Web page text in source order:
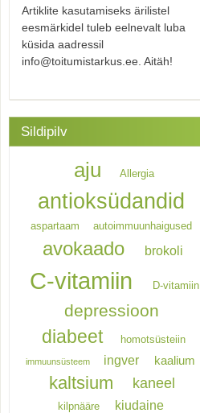
Artiklite kasutamiseks ärilistel
eesmärkidel tuleb eelnevalt luba
küsida aadressil
info@toitumistarkus.ee. Aitäh!
Sildipilv
aju Allergia
antioksüdandid
aspartaam autoimmuunhaigused
avokaado brokoli
C-vitamiin D-vitamiin
depressioon
diabeet homotsüsteiin
immuunsüsteem ingver kaalium
kaltsium kaneel
kilpnääre kiudaine